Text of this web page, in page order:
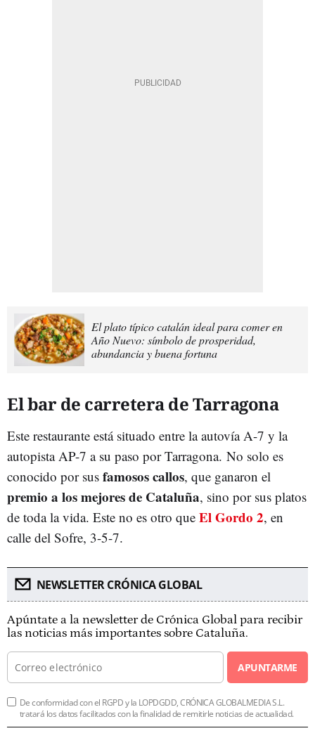
El plato típico catalán ideal para comer en
Año Nuevo: símbolo de prosperidad,
abundancia y buena fortuna
El bar de carretera de Tarragona
Este restaurante está situado entre la autovía A-7 y la
autopista AP-7 a su paso por Tarragona. No solo es
conocido por sus famosos callos, que ganaron el
premio a los mejores de Cataluña, sino por sus platos
de toda la vida. Este no es otro que El Gordo 2, en
calle del Sofre, 3-5-7.
NEWSLETTER CRÓNICA GLOBAL
Apúntate a la newsletter de Crónica Global para recibir
las noticias más importantes sobre Cataluña.
APUNTARME
De conformidad con el RGPD y la LOPDGDD, CRÓNICA GLOBALMEDIA S.L.
tratará los datos facilitados con la finalidad de remitirle noticias de actualidad.